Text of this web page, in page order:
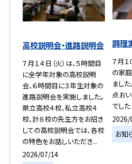
高校説明会・進路説明会
７月１４日（火）は、５時間目
に全学年対象の高校説明
会、６時間目に３年生対象の
進路説明会を実施しました。
県立高校４校、私立高校４
校、計８校の先生方をお招き
しての高校説明会では、各校
の特色をお話しいただき...
2026/07/14
調理
７月１
の家
まし
点お
でした
2026/
お知